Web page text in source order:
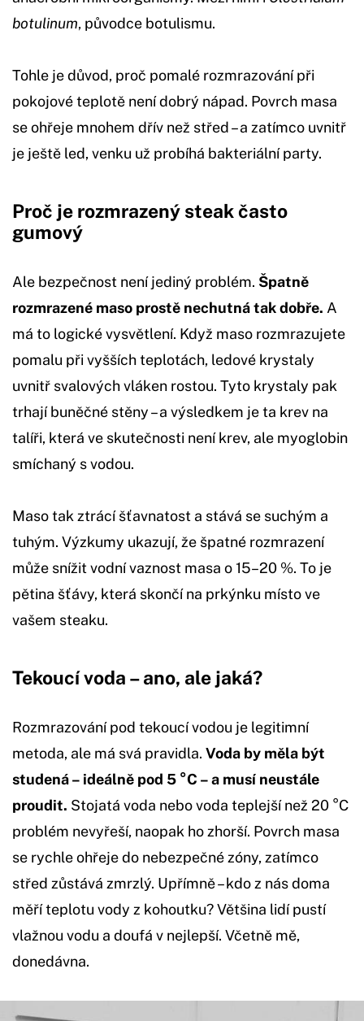
botulinum, původce botulismu.
Tohle je důvod, proč pomalé rozmrazování při
pokojové teplotě není dobrý nápad. Povrch masa
se ohřeje mnohem dřív než střed – a zatímco uvnitř
je ještě led, venku už probíhá bakteriální party.
Proč je rozmrazený steak často
gumový
Ale bezpečnost není jediný problém. Špatně
rozmrazené maso prostě nechutná tak dobře. A
má to logické vysvětlení. Když maso rozmrazujete
pomalu při vyšších teplotách, ledové krystaly
uvnitř svalových vláken rostou. Tyto krystaly pak
trhají buněčné stěny – a výsledkem je ta krev na
talíři, která ve skutečnosti není krev, ale myoglobin
smíchaný s vodou.
Maso tak ztrácí šťavnatost a stává se suchým a
tuhým. Výzkumy ukazují, že špatné rozmrazení
může snížit vodní vaznost masa o 15–20 %. To je
pětina šťávy, která skončí na prkýnku místo ve
vašem steaku.
Tekoucí voda – ano, ale jaká?
Rozmrazování pod tekoucí vodou je legitimní
metoda, ale má svá pravidla. Voda by měla být
studená – ideálně pod 5 °C – a musí neustále
proudit. Stojatá voda nebo voda teplejší než 20 °C
problém nevyřeší, naopak ho zhorší. Povrch masa
se rychle ohřeje do nebezpečné zóny, zatímco
střed zůstává zmrzlý. Upřímně – kdo z nás doma
měří teplotu vody z kohoutku? Většina lidí pustí
vlažnou vodu a doufá v nejlepší. Včetně mě,
donedávna.